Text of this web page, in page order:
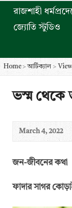
রাজশাহী
জ্যোতি স্টুডিও
Home >আর্টিক্যাল >
ভস্ম থেকে
March 4, 2022
জন-জীবনের কথা
ফাদার সাগর